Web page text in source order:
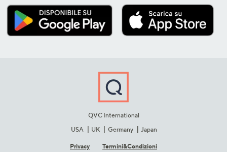
QVC International
USA
UK Germany Japan
Privacy Termini&C​ondizioni